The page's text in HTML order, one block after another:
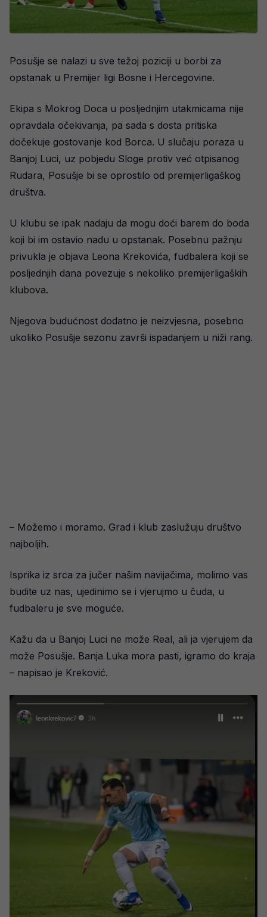
Posušje se nalazi u sve težoj poziciji u borbi za
opstanak u Premijer ligi Bosne i Hercegovine.
Ekipa s Mokrog Doca u posljednjim utakmicama nije
opravdala očekivanja, pa sada s dosta pritiska
dočekuje gostovanje kod Borca. U slučaju poraza u
Banjoj Luci, uz pobjedu Sloge protiv već otpisanog
Rudara, Posušje bi se oprostilo od premijerligaškog
društva.
U klubu se ipak nadaju da mogu doći barem do boda
koji bi im ostavio nadu u opstanak. Posebnu pažnju
privukla je objava Leona Krekovića, fudbalera koji se
posljednjih dana povezuje s nekoliko premijerligaških
klubova.
Njegova budućnost dodatno je neizvjesna, posebno
ukoliko Posušje sezonu završi ispadanjem u niži rang.
– Možemo i moramo. Grad i klub zaslužuju društvo
najboljih.
Isprika iz srca za jučer našim navijačima, molimo vas
budite uz nas, ujedinimo se i vjerujmo u čuda, u
fudbaleru je sve moguće.
Kažu da u Banjoj Luci ne može Real, ali ja vjerujem da
može Posušje. Banja Luka mora pasti, igramo do kraja
– napisao je Kreković.